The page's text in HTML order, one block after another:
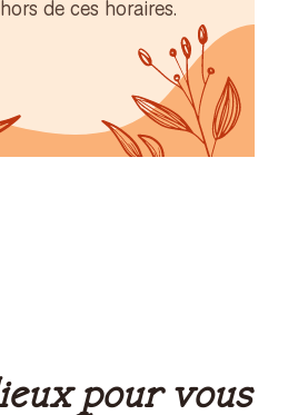
de ces horaires.
pour vous